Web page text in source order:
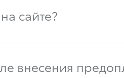
сайте?
внесения